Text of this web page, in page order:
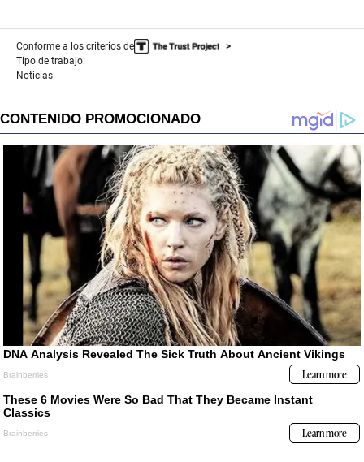
Conforme a los criterios de
Tipo de trabajo:
Noticias